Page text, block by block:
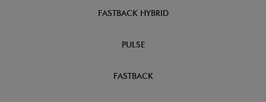
FASTBACK HYBRID
PULSE
FASTBACK